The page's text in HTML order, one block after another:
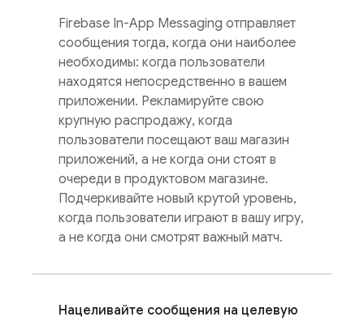
Firebase In-App Messaging отправляет
сообщения тогда, когда они наиболее
необходимы: когда пользователи
находятся непосредственно в вашем
приложении. Рекламируйте свою
крупную распродажу, когда
пользователи посещают ваш магазин
приложений, а не когда они стоят в
очереди в продуктовом магазине.
Подчеркивайте новый крутой уровень,
когда пользователи играют в вашу игру,
а не когда они смотрят важный матч.
Нацеливайте сообщения на целевую